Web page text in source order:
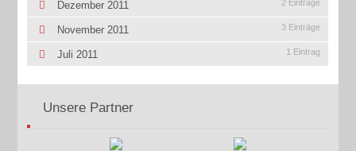
Dezember 2011 2 Einträge
November 2011 3 Einträge
Juli 2011 1 Eintrag
Unsere Partner